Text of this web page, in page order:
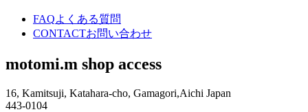
FAQよくある質問
CONTACTお問い合わせ
motomi.m shop access
16, Kamitsuji, Katahara-cho, Gamagori,Aichi Japan
443-0104